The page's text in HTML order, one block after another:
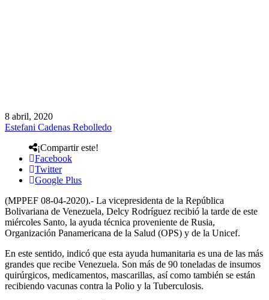
8 abril, 2020
Estefani Cadenas Rebolledo
¡Compartir este!
Facebook
Twitter
Google Plus
(MPPEF 08-04-2020).- La vicepresidenta de la República
Bolivariana de Venezuela, Delcy Rodríguez recibió la tarde de este
miércoles Santo, la ayuda técnica proveniente de Rusia,
Organización Panamericana de la Salud (OPS) y de la Unicef.
En este sentido, indicó que esta ayuda humanitaria es una de las más
grandes que recibe Venezuela. Son más de 90 toneladas de insumos
quirúrgicos, medicamentos, mascarillas, así como también se están
recibiendo vacunas contra la Polio y la Tuberculosis.